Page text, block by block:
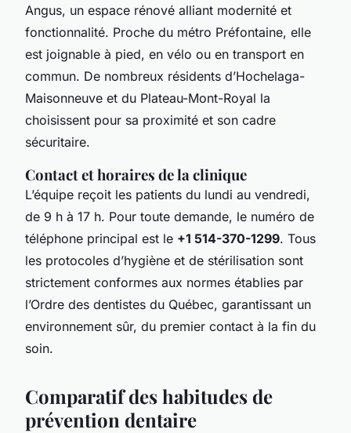
Angus, un espace rénové alliant modernité et
fonctionnalité. Proche du métro Préfontaine, elle
est joignable à pied, en vélo ou en transport en
commun. De nombreux résidents d’Hochelaga-
Maisonneuve et du Plateau-Mont-Royal la
choisissent pour sa proximité et son cadre
sécuritaire.
Contact et horaires de la clinique
L’équipe reçoit les patients du lundi au vendredi,
de 9 h à 17 h. Pour toute demande, le numéro de
téléphone principal est le +1 514-370-1299. Tous
les protocoles d’hygiène et de stérilisation sont
strictement conformes aux normes établies par
l’Ordre des dentistes du Québec, garantissant un
environnement sûr, du premier contact à la fin du
soin.
Comparatif des habitudes de
prévention dentaire